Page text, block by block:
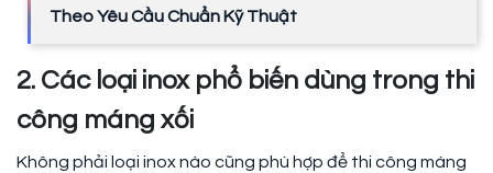
Theo Yêu Cầu Chuẩn Kỹ Thuật
2. Các loại inox phổ biến dùng trong thi
công máng xối
Không phải loại inox nào cũng phù hợp để thi công máng